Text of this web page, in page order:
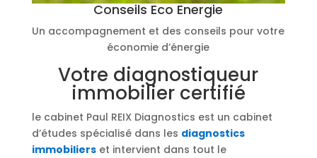
Conseils Eco Energie
Un accompagnement et des conseils pour votre
économie d’énergie
Votre diagnostiqueur
immobilier certifié
le cabinet Paul REIX Diagnostics est un cabinet
d’études spécialisé dans les diagnostics
immobilierset intervient dans tout le